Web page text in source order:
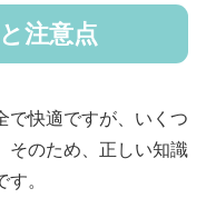
注意点
で快適ですが、いくつ
そのため、正しい知識
。